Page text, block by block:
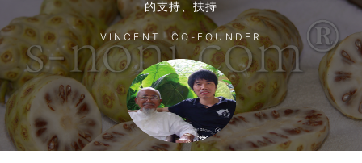
的支持、扶持
VINCENT, CO-FOUNDER